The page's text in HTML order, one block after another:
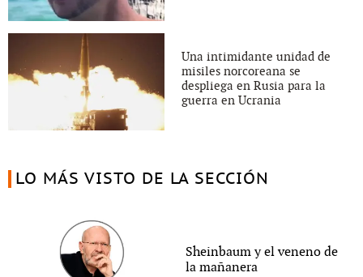
Una intimidante unidad de
misiles norcoreana se
despliega en Rusia para la
guerra en Ucrania
LO MÁS VISTO DE LA SECCIÓN
Sheinbaum y el veneno de
la mañanera